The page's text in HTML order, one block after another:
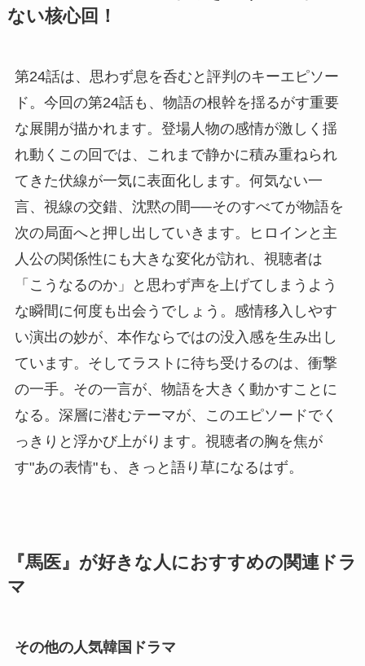
ない核心回！
第24話は、思わず息を呑むと評判のキーエピソー
ド。今回の第24話も、物語の根幹を揺るがす重要
な展開が描かれます。登場人物の感情が激しく揺
れ動くこの回では、これまで静かに積み重ねられ
てきた伏線が一気に表面化します。何気ない一
言、視線の交錯、沈黙の間──そのすべてが物語を
次の局面へと押し出していきます。ヒロインと主
人公の関係性にも大きな変化が訪れ、視聴者は
「こうなるのか」と思わず声を上げてしまうよう
な瞬間に何度も出会うでしょう。感情移入しやす
い演出の妙が、本作ならではの没入感を生み出し
ています。そしてラストに待ち受けるのは、衝撃
の一手。その一言が、物語を大きく動かすことに
なる。深層に潜むテーマが、このエピソードでく
っきりと浮かび上がります。視聴者の胸を焦が
す"あの表情"も、きっと語り草になるはず。
『馬医』が好きな人におすすめの関連ドラ
マ
その他の人気韓国ドラマ